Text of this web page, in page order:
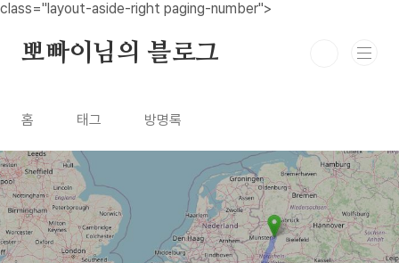
class="layout-aside-right paging-number">
본문 바로가기
뽀빠이님의 블로그
홈 태그 방명록